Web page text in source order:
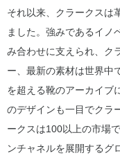
それ以来、クラークスは
ました。強みであるイノ
み合わせに支えられ、ク
ー、最新の素材は世界中
を超える靴のアーカイブ
のデザインも一目でクラ
ークスは100以上の市場
ンチャネルを展開するグ